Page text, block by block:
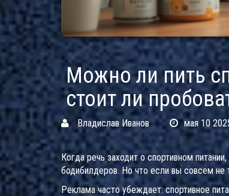
Можно ли пить
стоит ли
Владислав Иванов мая 10
Когда речь заходит о спортивном
бодибилдеров. Но что если вы совсем не
Реклама часто убеждает: спортивное